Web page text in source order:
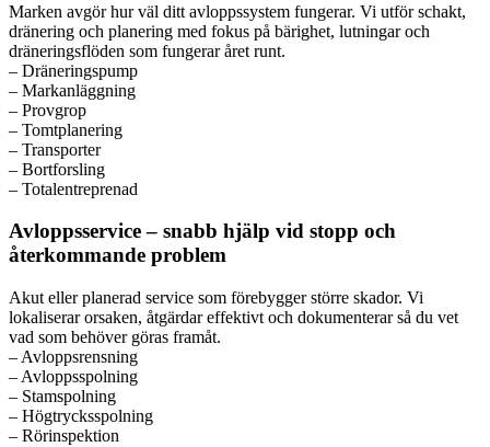
Marken avgör hur väl ditt avloppssystem fungerar. Vi utför schakt,
dränering och planering med fokus på bärighet, lutningar och
dräneringsflöden som fungerar året runt.
– Dräneringspump
– Markanläggning
– Provgrop
– Tomtplanering
– Transporter
– Bortforsling
– Totalentreprenad
Avloppsservice – snabb hjälp vid stopp och
återkommande problem
Akut eller planerad service som förebygger större skador. Vi
lokaliserar orsaken, åtgärdar effektivt och dokumenterar så du vet
vad som behöver göras framåt.
– Avloppsrensning
– Avloppsspolning
– Stamspolning
– Högtrycksspolning
– Rörinspektion